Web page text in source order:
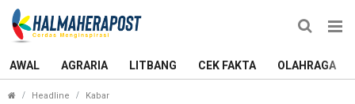
AWAL AGRARIA LITBANG CEK FAKTA OLAHRAGA
Headline Kabar